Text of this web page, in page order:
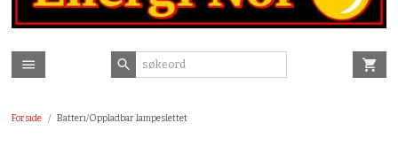
Forside Batteri/Oppladbar lampeslettet